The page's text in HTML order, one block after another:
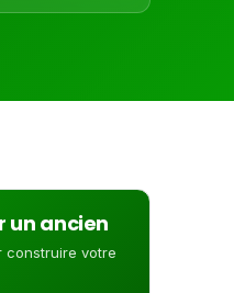
un ancien
construire votre